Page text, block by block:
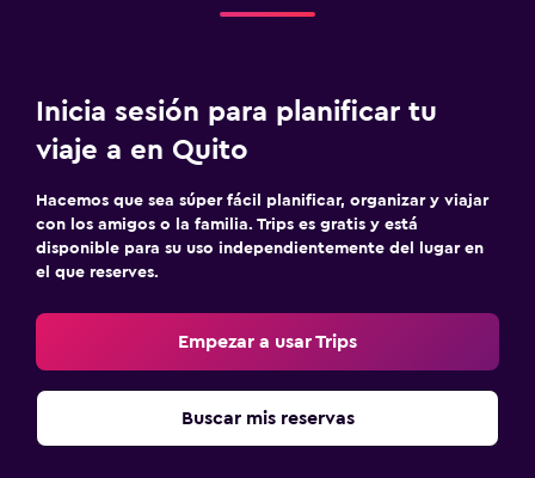
Inicia sesión para planificar tu
viaje a en Quito
Hacemos que sea súper fácil planificar, organizar y viajar
con los amigos o la familia. Trips es gratis y está
disponible para su uso independientemente del lugar en
el que reserves.
Empezar a usar Trips
Buscar mis reservas